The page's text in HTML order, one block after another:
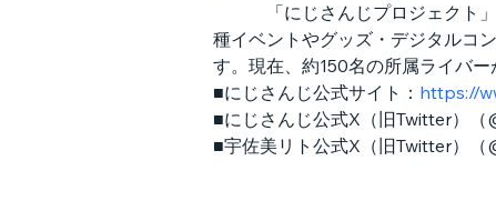
「にじさんじプロジェクト」は
種イベントやグッズ・デジタルコ
す。現在、約150名の所属ライバ
■にじさんじ公式サイト： https://
■にじさんじ公式X（旧Twitter）（
■宇佐美リト公式X（旧Twitter）（